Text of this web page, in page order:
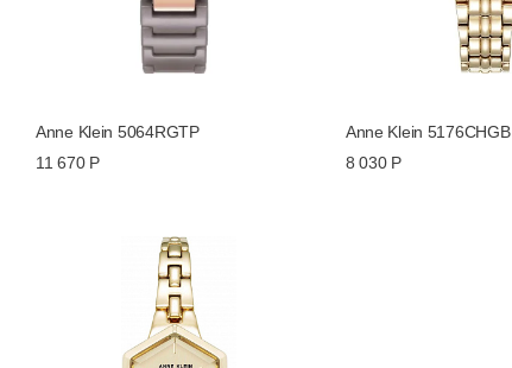
Anne Klein 5064RGTP
11 670 Р
Anne Klein 5176CHGB
8 030 Р